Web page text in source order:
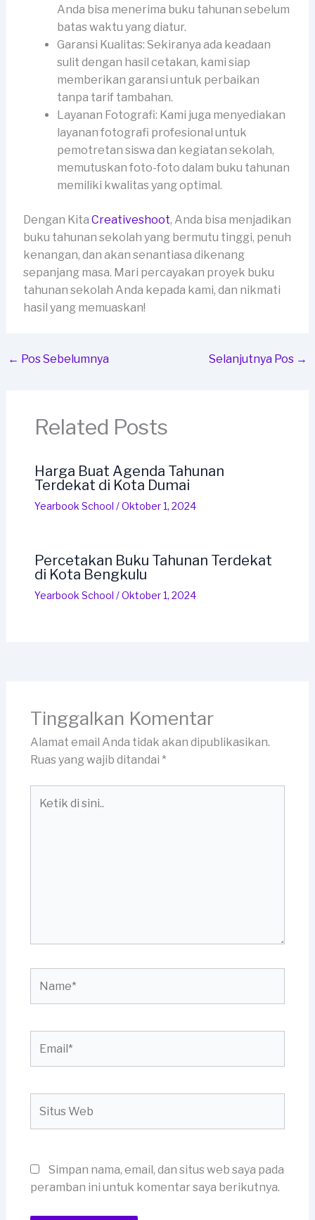
Anda bisa menerima buku tahunan sebelum
batas waktu yang diatur.
Garansi Kualitas: Sekiranya ada keadaan
sulit dengan hasil cetakan, kami siap
memberikan garansi untuk perbaikan
tanpa tarif tambahan.
Layanan Fotografi: Kami juga menyediakan
layanan fotografi profesional untuk
pemotretan siswa dan kegiatan sekolah,
memutuskan foto-foto dalam buku tahunan
memiliki kwalitas yang optimal.
Dengan Kita Creativeshoot, Anda bisa menjadikan
buku tahunan sekolah yang bermutu tinggi, penuh
kenangan, dan akan senantiasa dikenang
sepanjang masa. Mari percayakan proyek buku
tahunan sekolah Anda kepada kami, dan nikmati
hasil yang memuaskan!
← Pos Sebelumnya Selanjutnya Pos →
Related Posts
Harga Buat Agenda Tahunan
Terdekat di Kota Dumai
Yearbook School /Oktober 1, 2024
Percetakan Buku Tahunan Terdekat
di Kota Bengkulu
Yearbook School /Oktober 1, 2024
Tinggalkan Komentar
Alamat email Anda tidak akan dipublikasikan.
Ruas yang wajib ditandai *
Web
Simpan nama, email, dan situs web saya pada
peramban ini untuk komentar saya berikutnya.